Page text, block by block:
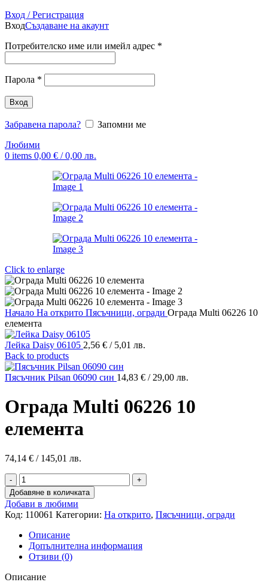
Вход / Регистрация
ВходСъздаване на акаунт
Потребителско име или имейл адрес *
Парола *
Вход
Забравена парола?
Запомни ме
Любими
0 items 0,00 € / 0,00 лв.
Click to enlarge
Начало На открито Пясъчници, огради Ограда Multi 06226 10
елемента
Лейка Daisy 06105 2,56 € / 5,01 лв.
Back to products
Пясъчник Pilsan 06090 син 14,83 € / 29,00 лв.
Ограда Multi 06226 10
елемента
74,14 € / 145,01 лв.
количество
за
Ограда
Multi
06226
10
елемента
Добавяне в количката
Добави в любими
Код: 110061 Категории: На открито, Пясъчници, огради
Описание
Допълнителна информация
Отзиви (0)
Описание